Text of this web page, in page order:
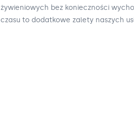
żywieniowych bez konieczności
czasu to dodatkowe zalety naszych